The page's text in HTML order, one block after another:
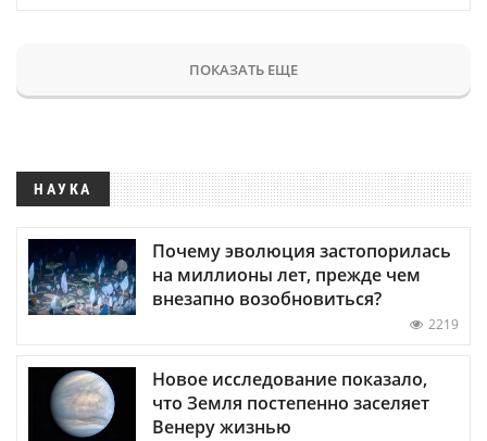
ПОКАЗАТЬ ЕЩЕ
НАУКА
Почему эволюция застопорилась
на миллионы лет, прежде чем
внезапно возобновиться?
2219
Новое исследование показало,
что Земля постепенно заселяет
Венеру жизнью